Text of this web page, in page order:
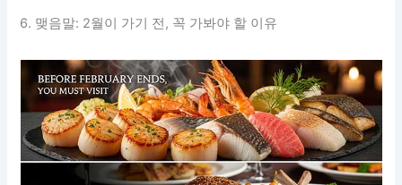
6. 맺음말: 2월이 가기 전, 꼭 가봐야 할 이유